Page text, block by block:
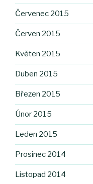
Červenec 2015
Červen 2015
Květen 2015
Duben 2015
Březen 2015
Únor 2015
Leden 2015
Prosinec 2014
Listopad 2014